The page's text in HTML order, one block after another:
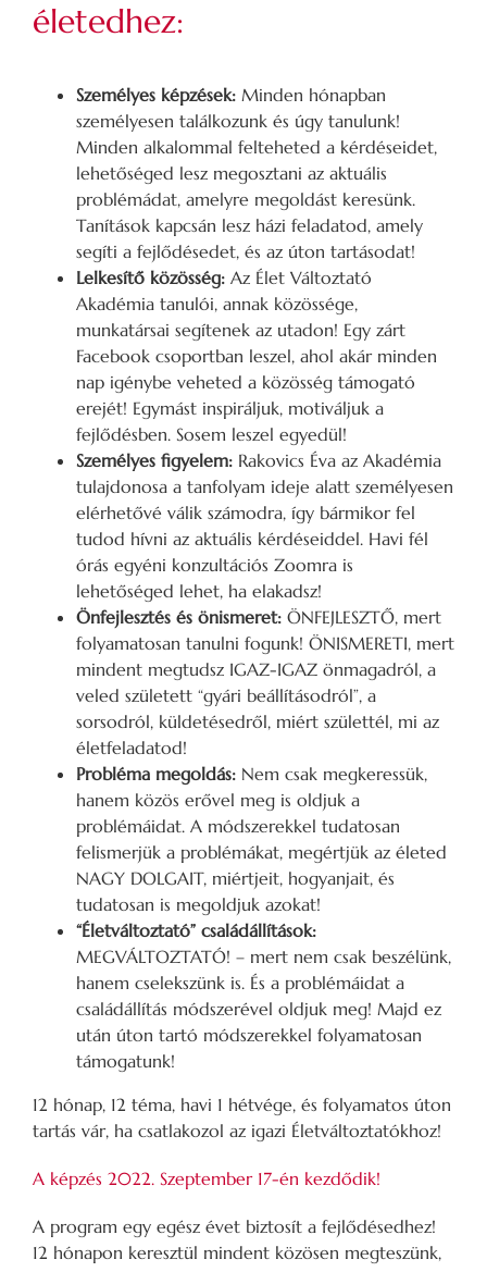
életedhez:
Személyes képzések: Minden hónapban
személyesen találkozunk és úgy tanulunk!
Minden alkalommal felteheted a kérdéseidet,
lehetőséged lesz megosztani az aktuális
problémádat, amelyre megoldást keresünk.
Tanítások kapcsán lesz házi feladatod, amely
segíti a fejlődésedet, és az úton tartásodat!
Lelkesítő közösség: Az Élet Változtató
Akadémia tanulói, annak közössége,
munkatársai segítenek az utadon! Egy zárt
Facebook csoportban leszel, ahol akár minden
nap igénybe veheted a közösség támogató
erejét! Egymást inspiráljuk, motiváljuk a
fejlődésben. Sosem leszel egyedül!
Személyes figyelem: Rakovics Éva az Akadémia
tulajdonosa a tanfolyam ideje alatt személyesen
elérhetővé válik számodra, így bármikor fel
tudod hívni az aktuális kérdéseiddel. Havi fél
órás egyéni konzultációs Zoomra is
lehetőséged lehet, ha elakadsz!
Önfejlesztés és önismeret: ÖNFEJLESZTŐ, mert
folyamatosan tanulni fogunk! ÖNISMERETI, mert
mindent megtudsz IGAZ-IGAZ önmagadról, a
veled született “gyári beállításodról”, a
sorsodról, küldetésedről, miért születtél, mi az
életfeladatod!
Probléma megoldás: Nem csak megkeressük,
hanem közös erővel meg is oldjuk a
problémáidat. A módszerekkel tudatosan
felismerjük a problémákat, megértjük az életed
NAGY DOLGAIT, miértjeit, hogyanjait, és
tudatosan is megoldjuk azokat!
“Életváltoztató” családállítások:
MEGVÁLTOZTATÓ! – mert nem csak beszélünk,
hanem cselekszünk is. És a problémáidat a
családállítás módszerével oldjuk meg! Majd ez
után úton tartó módszerekkel folyamatosan
támogatunk!
12 hónap, 12 téma, havi 1 hétvége, és folyamatos úton
tartás vár, ha csatlakozol az igazi Életváltoztatókhoz!
A képzés 2022. Szeptember 17-én kezdődik!
A program egy egész évet biztosít a fejlődésedhez!
12 hónapon keresztül mindent közösen megteszünk,